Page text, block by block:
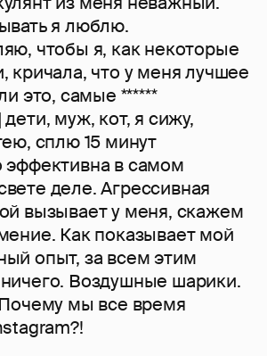
я люблю.
чтобы я, как некоторые
кричала, что у меня лучшее
это, самые ******
муж, кот, я сижу,
сплю 15 минут
эффективна в самом
деле. Агрессивная
вызывает у меня, скажем
Как показывает мой
опыт, за всем этим
Воздушные шарики.
мы все время